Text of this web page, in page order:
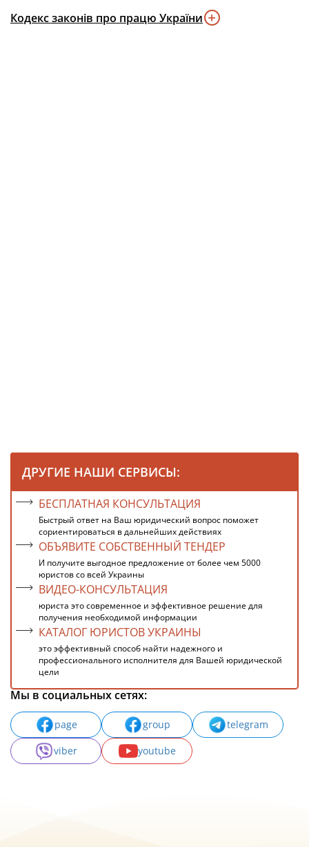
Кодекс законів про працю України
ДРУГИЕ НАШИ СЕРВИСЫ:
БЕСПЛАТНАЯ КОНСУЛЬТАЦИЯ
Быстрый ответ на Ваш юридический вопрос поможет
сориентироваться в дальнейших действиях
ОБЪЯВИТЕ СОБСТВЕННЫЙ ТЕНДЕР
И получите выгодное предложение от более чем 5000
юристов со всей Украины
ВИДЕО-КОНСУЛЬТАЦИЯ
юриста это современное и эффективное решение для
получения необходимой информации
КАТАЛОГ ЮРИСТОВ УКРАИНЫ
это эффективный способ найти надежного и
профессионального исполнителя для Вашей юридической
цели
Мы в социальных сетях:
page group
telegram
viber
youtube